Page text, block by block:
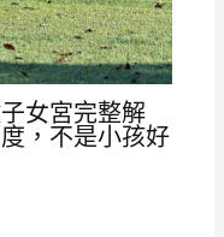
女宮完整解
，不是小孩好